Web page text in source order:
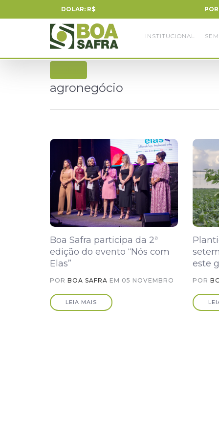
DOLAR: R$
INSTITUCIONAL
agronegócio
Boa Safra participa da 2ª
edição do evento “Nós com
Elas”
POR BOA SAFRA EM 05 NOVEMBRO
LEIA MAIS
este
POR